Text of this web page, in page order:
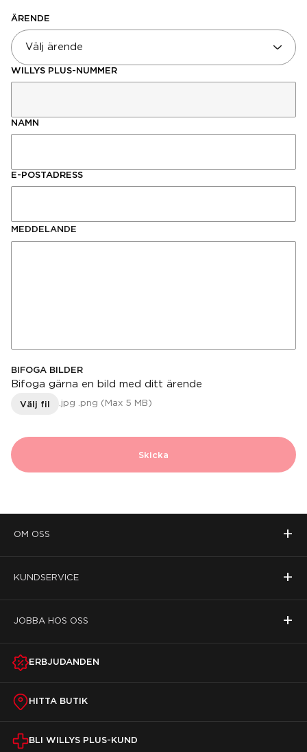
ÄRENDE
Välj ärende
WILLYS PLUS-NUMMER
NAMN
E-POSTADRESS
MEDDELANDE
BIFOGA BILDER
Bifoga gärna en bild med ditt ärende
Välj fil .jpg .png (Max 5 MB)
Skicka
OM OSS +
KUNDSERVICE +
JOBBA HOS OSS +
ERBJUDANDEN
HITTA BUTIK
BLI WILLYS PLUS-KUND